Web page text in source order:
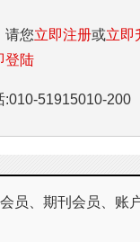
请您立即注册或立即
登陆
:010-51915010-200
员、期刊会员、账